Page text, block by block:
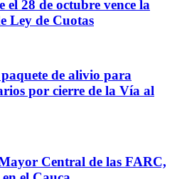
28 de octubre vence la
Ley de Cuotas
de alivio para
por cierre de la Vía al
Central de las FARC,